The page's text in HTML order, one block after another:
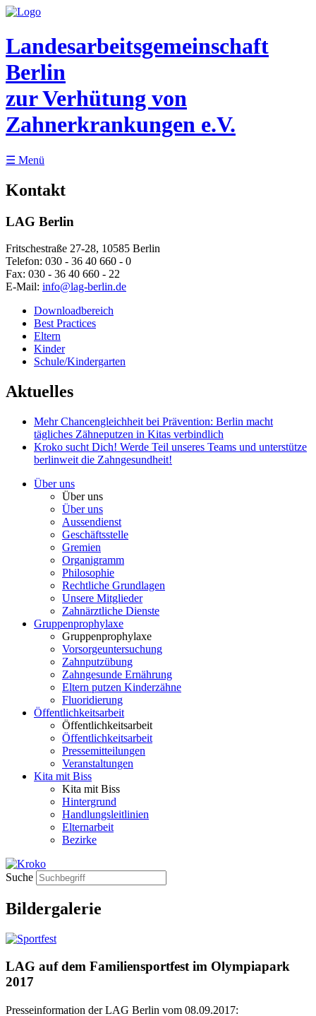
Landesarbeitsgemeinschaft
Berlin
zur Verhütung von
Zahnerkrankungen e.V.
☰ Menü
Kontakt
LAG Berlin
Fritschestraße 27-28, 10585 Berlin
Telefon: 030 - 36 40 660 - 0
Fax: 030 - 36 40 660 - 22
E-Mail: info@lag-berlin.de
Downloadbereich
Best Practices
Eltern
Kinder
Schule/Kindergarten
Aktuelles
Mehr Chancengleichheit bei Prävention: Berlin macht
tägliches Zähneputzen in Kitas verbindlich
Kroko sucht Dich! Werde Teil unseres Teams und unterstütze
berlinweit die Zahngesundheit!
Über uns
Über uns
Über uns
Aussendienst
Geschäftsstelle
Gremien
Organigramm
Philosophie
Rechtliche Grundlagen
Unsere Mitglieder
Zahnärztliche Dienste
Gruppenprophylaxe
Gruppenprophylaxe
Vorsorgeuntersuchung
Zahnputzübung
Zahngesunde Ernährung
Eltern putzen Kinderzähne
Fluoridierung
Öffentlichkeitsarbeit
Öffentlichkeitsarbeit
Öffentlichkeitsarbeit
Pressemitteilungen
Veranstaltungen
Kita mit Biss
Kita mit Biss
Hintergrund
Handlungsleitlinien
Elternarbeit
Bezirke
Suche
Bildergalerie
LAG auf dem Familiensportfest im Olympiapark
2017
Presseinformation der LAG Berlin vom 08.09.2017: